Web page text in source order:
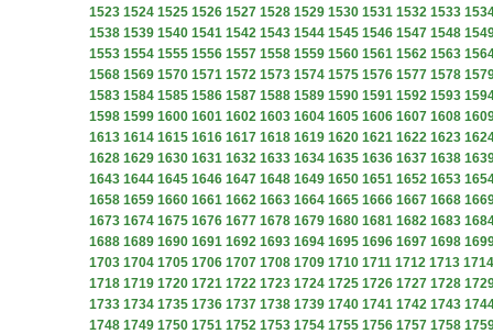
1523 1524 1525 1526 1527 1528 1529 1530 1531 1532 1533
1538 1539 1540 1541 1542 1543 1544 1545 1546 1547 1548
1553 1554 1555 1556 1557 1558 1559 1560 1561 1562 1563
1568 1569 1570 1571 1572 1573 1574 1575 1576 1577 1578
1583 1584 1585 1586 1587 1588 1589 1590 1591 1592 1593
1598 1599 1600 1601 1602 1603 1604 1605 1606 1607 1608
1613 1614 1615 1616 1617 1618 1619 1620 1621 1622 1623
1628 1629 1630 1631 1632 1633 1634 1635 1636 1637 1638
1643 1644 1645 1646 1647 1648 1649 1650 1651 1652 1653
1658 1659 1660 1661 1662 1663 1664 1665 1666 1667 1668
1673 1674 1675 1676 1677 1678 1679 1680 1681 1682 1683
1688 1689 1690 1691 1692 1693 1694 1695 1696 1697 1698
1703 1704 1705 1706 1707 1708 1709 1710 1711 1712 1713 1714
1718 1719 1720 1721 1722 1723 1724 1725 1726 1727 1728
1733 1734 1735 1736 1737 1738 1739 1740 1741 1742 1743
1748 1749 1750 1751 1752 1753 1754 1755 1756 1757 1758